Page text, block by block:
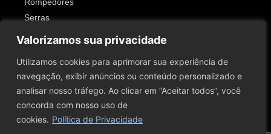
Valorizamos sua privacidade
Utilizamos cookies para aprimorar sua experiência de
navegação, exibir anúncios ou conteúdo personalizado e
analisar nosso tráfego. Ao clicar em “Aceitar todos”, você
concorda com nosso uso de
cookies. Política de Privacidade
Serras
SIGA-NOS!